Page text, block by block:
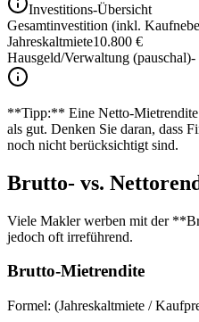
Investitions-Übersicht
Gesamtinvestition (inkl.
Jahreskaltmiete10.800 €
Hausgeld/Verwaltung (pauschal)-
**Tipp:** Eine Netto-
als gut. Denken Sie daran, dass
noch nicht berücksichtigt sind.
Brutto- vs.
Viele Makler werben mit der
jedoch oft irreführend.
Brutto-Mietrendite
Formel: (Jahreskaltmiete /